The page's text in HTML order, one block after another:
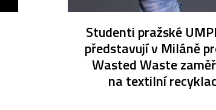
Studenti pražské
představují v Miláně
Wasted Waste
na textilní